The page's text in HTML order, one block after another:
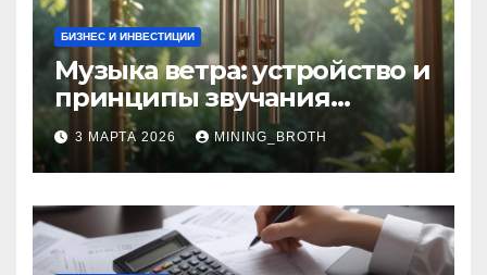
БИЗНЕС И ИНВЕСТИЦИИ
Музыка ветра: устройство и
принципы звучания
колокольчиков
3 МАРТА 2026 MINING_BROTH